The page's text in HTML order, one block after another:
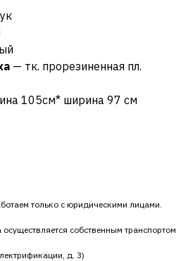
— тк. прорезиненная пл.
105см* ширина 97 см
только с юридическими лицами.
собственным транспортом
д. 3)